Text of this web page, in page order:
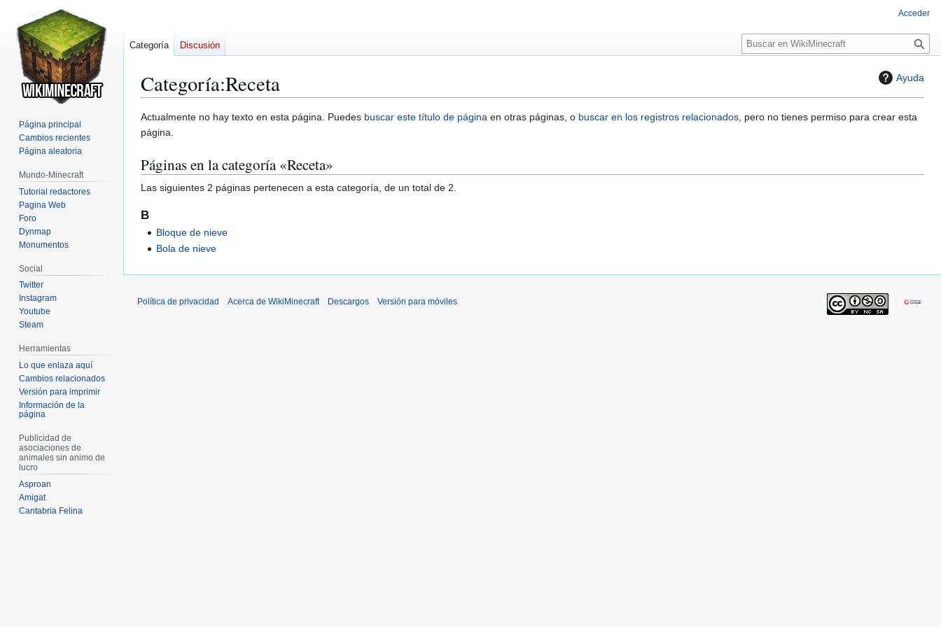
Ayuda
Categoría:Receta
Ir
a
navegación
Ir
a
búsqueda
Actualmente no hay texto en esta página. Puedes buscar este título de página en otras páginas, o buscar en los registros relacionados, pero no tienes permiso para crear esta
página.
Páginas en la categoría «Receta»
Las siguientes 2 páginas pertenecen a esta categoría, de un total de 2.
B
Bloque de nieve
Bola de nieve
Acceder
Categoría Discusión
B
u
a
r
Página principal
Cambios recientes
Página aleatoria
Mundo-Minecraft
Tutorial redactores
Pagina Web
Foro
Dynmap
Monumentos
Social
Twitter
Instagram
Youtube
Steam
Herramientas
Lo que enlaza aquí
Cambios relacionados
Versión para imprimir
Información de la
página
Publicidad de
asociaciones de
animales sin animo de
lucro
Asproan
Amigat
Cantabria Felina
Política de privacidad Acerca de WikiMinecraft Descargos Versión para móviles